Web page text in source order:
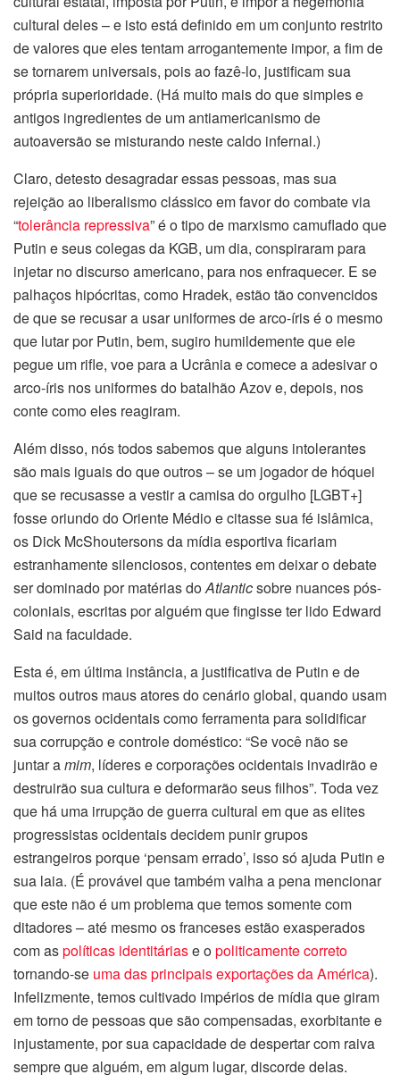
cultural deles – e isto está definido em um conjunto restrito
de valores que eles tentam arrogantemente impor, a fim de
se tornarem universais, pois ao fazê-lo, justificam sua
própria superioridade. (Há muito mais do que simples e
antigos ingredientes de um antiamericanismo de
autoaversão se misturando neste caldo infernal.)
Claro, detesto desagradar essas pessoas, mas sua
rejeição ao liberalismo clássico em favor do combate via
“tolerância repressiva” é o tipo de marxismo camuflado que
Putin e seus colegas da KGB, um dia, conspiraram para
injetar no discurso americano, para nos enfraquecer. E se
palhaços hipócritas, como Hradek, estão tão convencidos
de que se recusar a usar uniformes de arco-íris é o mesmo
que lutar por Putin, bem, sugiro humildemente que ele
pegue um rifle, voe para a Ucrânia e comece a adesivar o
arco-íris nos uniformes do batalhão Azov e, depois, nos
conte como eles reagiram.
Além disso, nós todos sabemos que alguns intolerantes
são mais iguais do que outros – se um jogador de hóquei
que se recusasse a vestir a camisa do orgulho [LGBT+]
fosse oriundo do Oriente Médio e citasse sua fé islâmica,
os Dick McShoutersons da mídia esportiva ficariam
estranhamente silenciosos, contentes em deixar o debate
ser dominado por matérias doAtlanticsobre nuances pós-
coloniais, escritas por alguém que fingisse ter lido Edward
Said na faculdade.
Esta é, em última instância, a justificativa de Putin e de
muitos outros maus atores do cenário global, quando usam
os governos ocidentais como ferramenta para solidificar
sua corrupção e controle doméstico: “Se você não se
juntar amim, líderes e corporações ocidentais invadirão e
destruirão sua cultura e deformarão seus filhos”. Toda vez
que há uma irrupção de guerra cultural em que as elites
progressistas ocidentais decidem punir grupos
estrangeiros porque ‘pensam errado’, isso só ajuda Putin e
sua laia. (É provável que também valha a pena mencionar
que este não é um problema que temos somente com
ditadores – até mesmo os franceses estão exasperados
com aspolíticas identitáriase opoliticamente correto
tornando-se uma das principais exportações da América).
Infelizmente, temos cultivado impérios de mídia que giram
em torno de pessoas que são compensadas, exorbitante e
injustamente, por sua capacidade de despertar com raiva
sempre que alguém, em algum lugar, discorde delas.